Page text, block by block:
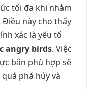
tối đa khi nhắm
này cho thấy
xác là yếu tố
angry birds. Việc
bắn phù hợp sẽ
phá hủy và